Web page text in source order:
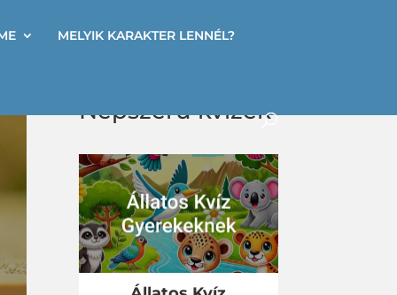
MELYIK KARAKTER LENNÉL?
Népszerű kvízek